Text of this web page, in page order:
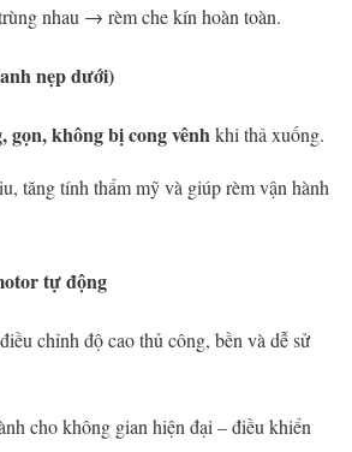
nhau → rèm che kín hoàn toàn.
nẹp dưới)
gọn, không bị cong vênhkhi thả xuống.
tăng tính thẩm mỹ và giúp rèm vận hành
tự động
chỉnh độ cao thủ công, bền và dễ sử
cho không gian hiện đại – điều khiển